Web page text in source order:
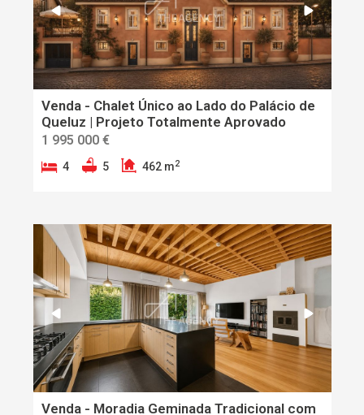
Venda - Chalet Único ao Lado do Palácio de
Queluz | Projeto Totalmente Aprovado
1 995 000 €
4 5 462 m2
Venda - Moradia Geminada Tradicional com